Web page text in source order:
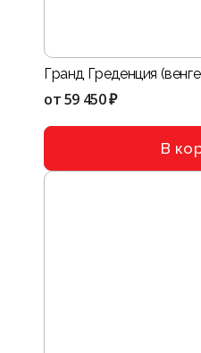
Гранд Греденция
от59 450 ₽
В